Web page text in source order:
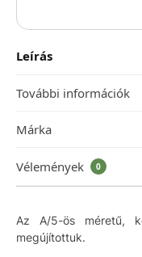
Leírás
További információk
Márka
Vélemények 0
Az A/5-ös méretű,
megújítottuk.